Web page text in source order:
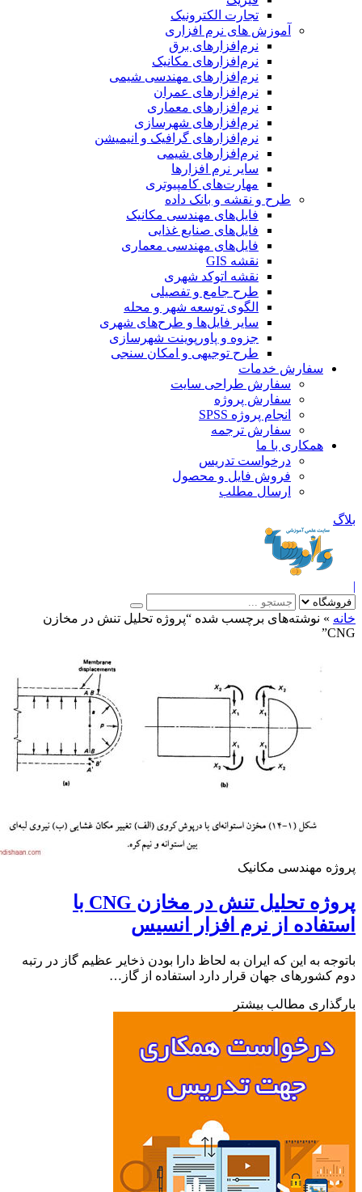
تجارت الکترونیک
آموزش های نرم افزاری
نرم‌افزارهای برق
نرم‌افزارهای مکانیک
نرم‌افزارهای مهندسی شیمی
نرم‌افزارهای عمران
نرم‌افزارهای معماری
نرم‌افزارهای شهرسازی
نرم‌افزارهای گرافیک و انیمیشن
نرم‌افزارهای شیمی
سایر نرم افزارها
مهارت‌های کامپیوتری
طرح و نقشه و بانک داده
فایل‌های مهندسی مکانیک
فایل‌های صنایع غذایی
فایل‌های مهندسی معماری
نقشه GIS
نقشه اتوکد شهری
طرح جامع و تفصیلی
الگوی توسعه شهر و محله
سایر فایل‌ها و طرح‌های شهری
جزوه و پاورپوینت شهرسازی
طرح توجیهی و امکان سنجی
سفارش خدمات
سفارش طراحی سایت
سفارش پروژه
انجام پروژه SPSS
سفارش ترجمه
همکاری با ما
درخواست تدریس
فروش فایل و محصول
ارسال مطلب
»نوشته‌های برچسب شده “پروژه تحلیل تنش در مخازن
مهندسی مکانیک
پروژه تحلیل تنش در مخازن CNG با
از نرم افزار انسیس
به این که ایران به لحاظ دارا بودن ذخایر عظیم گاز در رتبه
کشورهای جهان قرار دارد استفاده از گاز…
مطالب بیشتر